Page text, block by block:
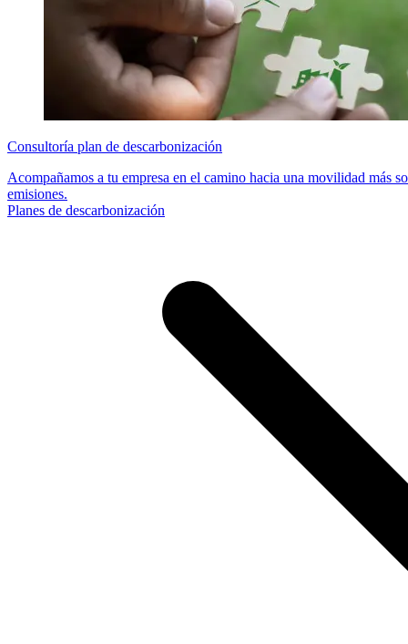
Consultoría plan de descarbonización
Acompañamos a tu empresa en el camino hacia una movilidad más
emisiones.
Planes de descarbonización